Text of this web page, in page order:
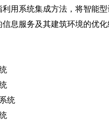
用系统集成方法，将智能
息服务及其建筑环境的优
统